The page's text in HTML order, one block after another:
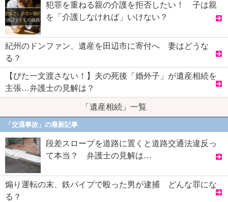
犯罪を重ねる親の介護を拒否したい！ 子は親
を「介護しなければ」いけない？
紀州のドンファン、遺産を田辺市に寄付へ 妻はどうな
る？
【びた一文渡さない！】夫の死後「婚外子」が遺産相続を
主張…弁護士の見解は？
「遺産相続」一覧
「交通事故」の最新記事
段差スロープを道路に置くと道路交通法違反っ
て本当？ 弁護士の見解は…
煽り運転の末、鉄パイプで殴った男が逮捕 どんな罪にな
る？